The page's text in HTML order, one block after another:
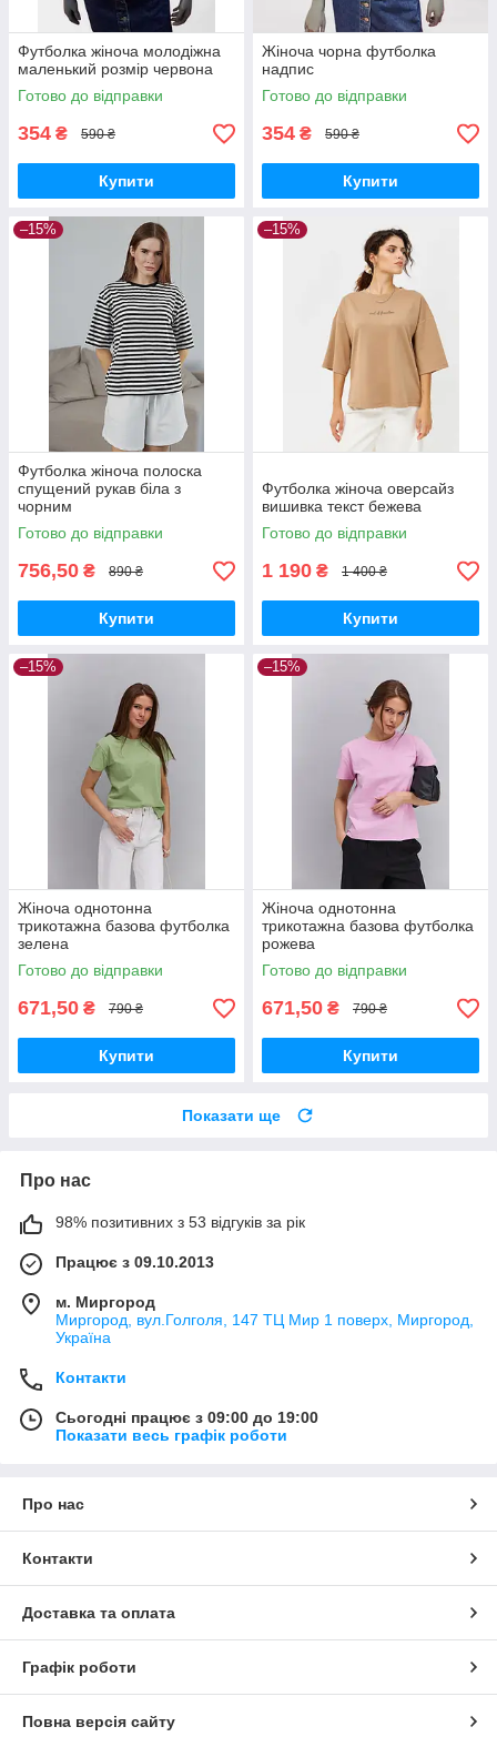
Футболка жіноча молодіжна
маленький розмір червона
Готово до відправки
354 ₴ 590 ₴
Купити
Жіноча чорна футболка
надпис
Готово до відправки
354 ₴ 590 ₴
Купити
–15%
Футболка жіноча полоска
спущений рукав біла з
чорним
Готово до відправки
756,50 ₴ 890 ₴
Купити
–15%
Футболка жіноча оверсайз
вишивка текст бежева
Готово до відправки
1 190 ₴ 1 400 ₴
Купити
–15%
Жіноча однотонна
трикотажна базова футболка
зелена
Готово до відправки
671,50 ₴ 790 ₴
Купити
–15%
Жіноча однотонна
трикотажна базова футболка
рожева
Готово до відправки
671,50 ₴ 790 ₴
Купити
Показати ще
Про нас
98% позитивних з 53 відгуків за рік
Працює з 09.10.2013
м. Миргород
Миргород, вул.Голголя, 147 ТЦ Мир 1 поверх, Миргород,
Україна
Контакти
Сьогодні працює з 09:00 до 19:00
Показати весь графік роботи
Про нас
Контакти
Доставка та оплата
Графік роботи
Повна версія сайту